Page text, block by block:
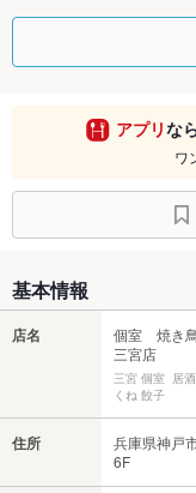
アプリな
ワ
基本情報
店名
個室 焼き
三宮店
三宮 個室 居
くね 餃子
住所
兵庫県神戸
6F